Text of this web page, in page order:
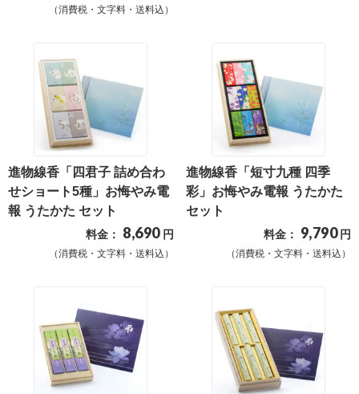
認
員
の
方）
ご
利
用
イ
電
報
マ
ニ
（消費税・文字料・送料込）
進物線香「四君子 詰め合わ
せショート5種」お悔やみ電
報 うたかた セット
料金： 8,690 円
（消費税・文字料・送料込）
進物線香「短寸九種 四季
彩」お悔やみ電報 うたかた
セット
料金： 9,790 円
（消費税・文字料・送料込）